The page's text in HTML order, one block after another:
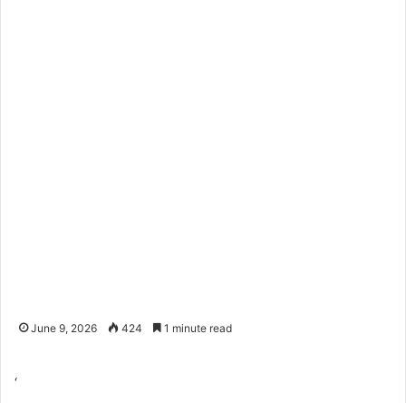
June 9, 2026 424 1 minute read
‘